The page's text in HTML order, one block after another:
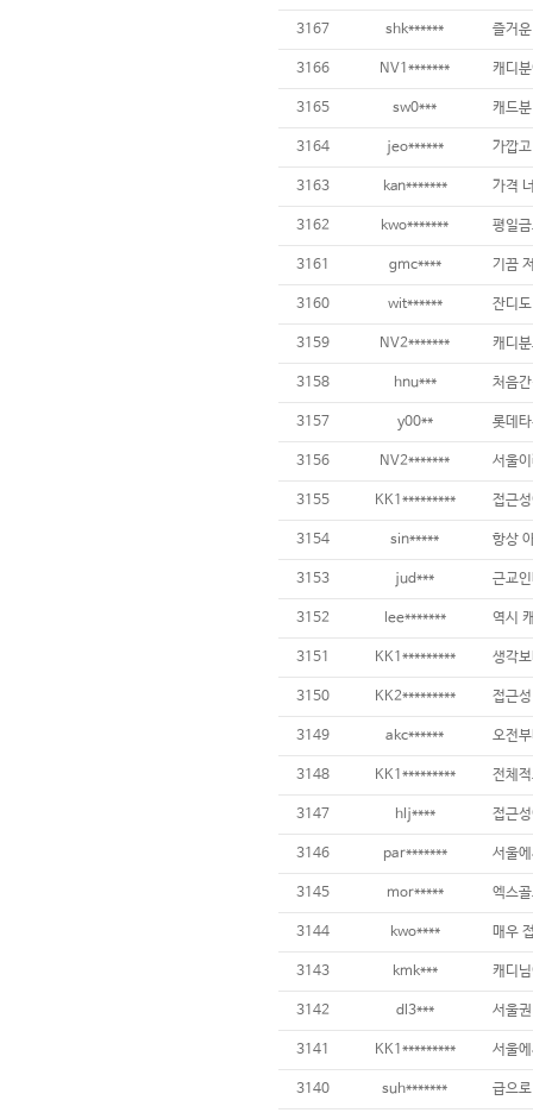
3167 shk******
3166 NV1*******
3165 sw0***
3164 jeo******
3163 kan*******
3162 kwo*******
3161 gmc****
3160 wit******
3159 NV2*******
3158 hnu***
3157 y00**
3156 NV2*******
3155 KK1*********
3154 sin*****
3153 jud***
3152 lee******* 역시
3151 KK1*********
3150 KK2*********
3149 akc******
3148 KK1*********
3147 hlj**** 접근
3146 par*******
3145 mor*****
3144 kwo****
3143 kmk***
3142 dl3***
3141 KK1*********
3140 suh*******